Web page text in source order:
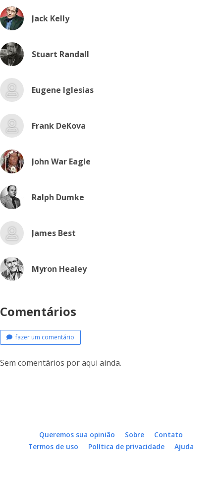
Jack Kelly
Stuart Randall
Eugene Iglesias
Frank DeKova
John War Eagle
Ralph Dumke
James Best
Myron Healey
Comentários
fazer um comentário
Sem comentários por aqui ainda.
Queremos sua opinião Sobre
Contato
Termos de uso
Política de privacidade Ajuda